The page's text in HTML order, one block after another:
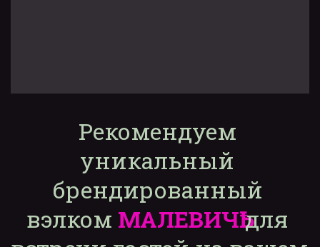
Рекомендуем
уникальный
брендированный
вэлком МАЛЕВИЧҌ для